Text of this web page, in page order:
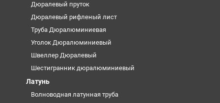
Дюралевый пруток
Дюралевый рифленый лист
Труба Дюралюминиевая
Уголок Дюралюминиевый
Швеллер Дюралевый
Шестигранник дюралюминиевый
Латунь
Волноводная латунная труба